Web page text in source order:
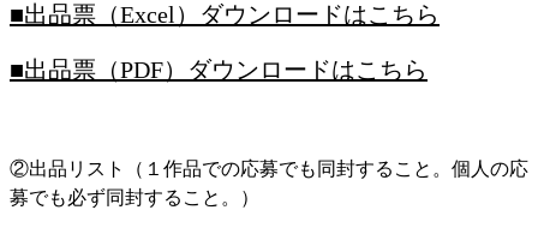
■出品票（Excel）ダウンロードはこちら
■出品票（PDF）ダウンロードはこちら
②出品リスト
（１作品での応募でも同封すること。個人の応
募でも必ず同封すること。）